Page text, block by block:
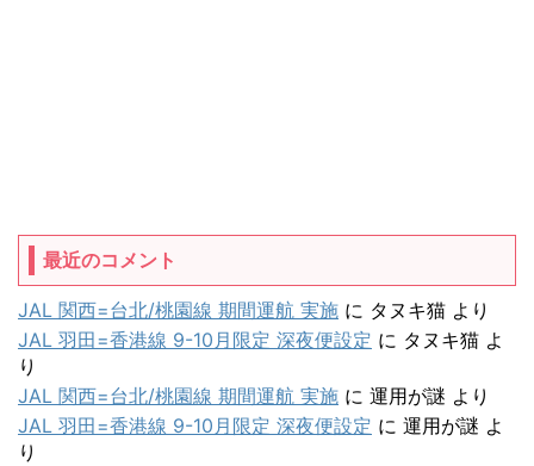
最近のコメント
JAL 関西=台北/桃園線 期間運航 実施 に タヌキ猫 より
JAL 羽田=香港線 9-10月限定 深夜便設定 に タヌキ猫 よ
り
JAL 関西=台北/桃園線 期間運航 実施 に 運用が謎 より
JAL 羽田=香港線 9-10月限定 深夜便設定 に 運用が謎 よ
り